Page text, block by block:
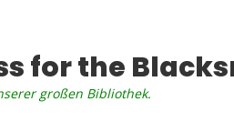
for the
großen Bibliothek.